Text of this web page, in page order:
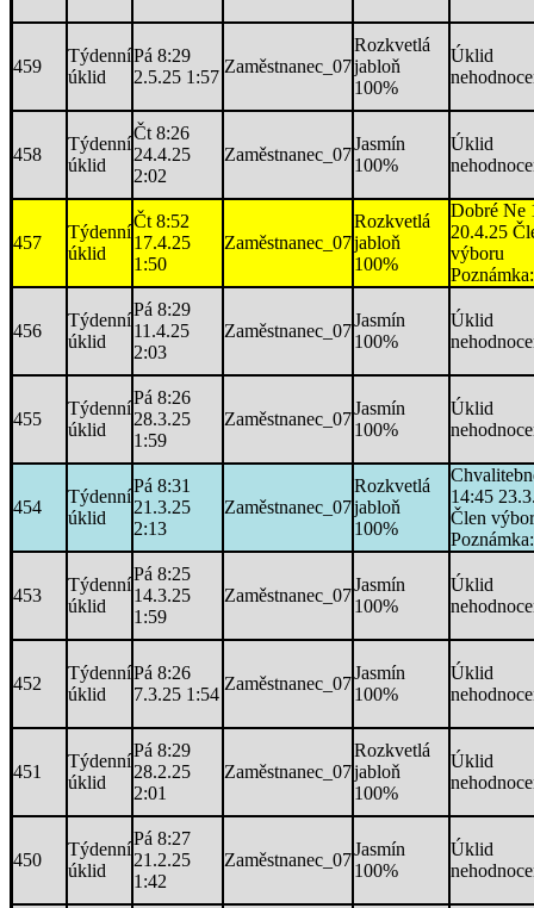
459
Týdenní
úklid
Pá 8:29
2.5.25 1:57
Zaměstnanec_07
Rozkvetlá
jabloň
100%
Úklid
458
Týdenní
úklid
Čt 8:26
24.4.25
2:02
Zaměstnanec_07
Jasmín
100%
Úklid
457
Týdenní
úklid
Čt 8:52
17.4.25
1:50
Zaměstnanec_07
Rozkvetlá
jabloň
100%
Dobré Ne
20.4.25
výboru
456
Týdenní
úklid
Pá 8:29
11.4.25
2:03
Zaměstnanec_07
Jasmín
100%
Úklid
455
Týdenní
úklid
Pá 8:26
28.3.25
1:59
Zaměstnanec_07
Jasmín
100%
Úklid
454
Týdenní
úklid
Pá 8:31
21.3.25
2:13
Zaměstnanec_07
Rozkvetlá
jabloň
100%
14:45
Člen
453
Týdenní
úklid
Pá 8:25
14.3.25
1:59
Zaměstnanec_07
Jasmín
100%
Úklid
452
Týdenní
úklid
Pá 8:26
7.3.25 1:54
Zaměstnanec_07
Jasmín
100%
Úklid
451
Týdenní
úklid
Pá 8:29
28.2.25
2:01
Zaměstnanec_07
Rozkvetlá
jabloň
100%
Úklid
450
Týdenní
úklid
Pá 8:27
21.2.25
1:42
Zaměstnanec_07
Jasmín
100%
Úklid